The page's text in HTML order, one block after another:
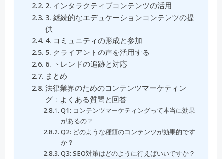
2. インタラクティブコンテンツの活用
3. 継続的なエデュケーションコンテンツの提
供
4. コミュニティの形成と参加
5. クライアントの声を活用する
6. トレンドの追跡と対応
まとめ
法律業界のためのコンテンツマーケティン
グ：よくある質問と回答
Q1: コンテンツマーケティングって本当に効果
があるの？
Q2: どのような種類のコンテンツが効果的です
か？
Q3: SEO対策はどのように行えばいいですか？